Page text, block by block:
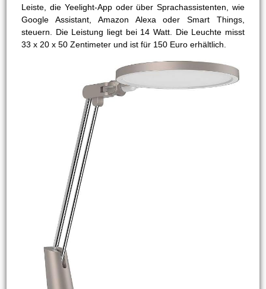
Leiste, die Yeelight-App oder über Sprachassistenten, wie
Google Assistant, Amazon Alexa oder Smart Things,
steuern. Die Leistung liegt bei 14 Watt. Die Leuchte misst
33 x 20 x 50 Zentimeter und ist für 150 Euro erhältlich.